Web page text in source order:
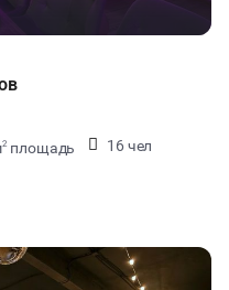
2 площадь
16 чел